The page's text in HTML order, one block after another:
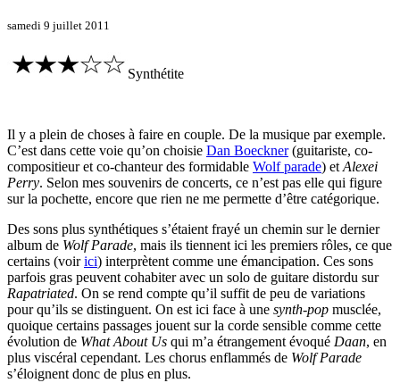
samedi 9 juillet 2011
Synthétite
Il y a plein de choses à faire en couple. De la musique par exemple.
C’est dans cette voie qu’on choisie Dan Boeckner(guitariste, co-
compositieur et co-chanteur des formidable Wolf parade) et Alexei
Perry. Selon mes souvenirs de concerts, ce n’est pas elle qui figure
sur la pochette, encore que rien ne me permette d’être catégorique.
Des sons plus synthétiques s’étaient frayé un chemin sur le dernier
album de Wolf Parade, mais ils tiennent ici les premiers rôles, ce que
certains (voirici) interprètent comme une émancipation. Ces sons
parfois gras peuvent cohabiter avec un solo de guitare distordu sur
Rapatriated. On se rend compte qu’il suffit de peu de variations
pour qu’ils se distinguent. On est ici face à une synth-pop musclée,
quoique certains passages jouent sur la corde sensible comme cette
évolution de What About Us qui m’a étrangement évoqué Daan, en
plus viscéral cependant. Les chorus enflammés de Wolf Parade
s’éloignent donc de plus en plus.